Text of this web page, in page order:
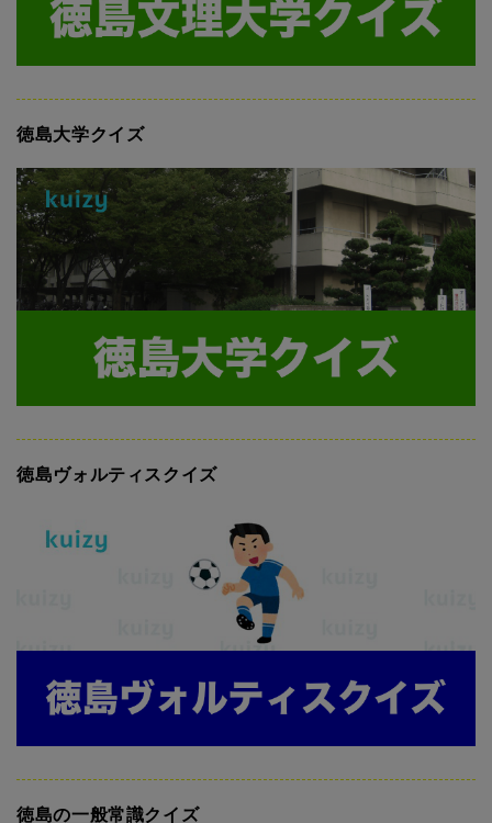
徳島大学クイズ
徳島ヴォルティスクイズ
徳島の一般常識クイズ